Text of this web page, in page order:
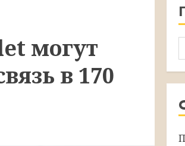
могут
в 170